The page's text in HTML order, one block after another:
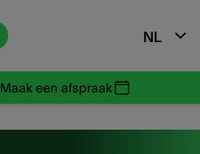
NL
Maak een afspraak